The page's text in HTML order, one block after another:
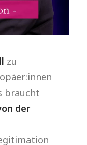
zu
braucht
der